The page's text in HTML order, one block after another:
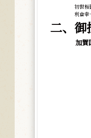
初世桜
利倉幸
二、御
加賀